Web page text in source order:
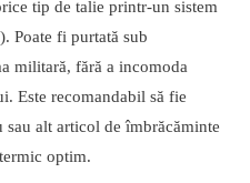
tip de talie printr-un sistem
Poate fi purtată sub
militară, fără a incomoda
Este recomandabil să fie
sau alt articol de îmbrăcăminte
optim.